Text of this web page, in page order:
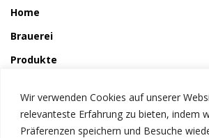
Wir verwenden Cookies auf unserer
relevanteste Erfahrung zu bieten, indem
Präferenzen speichern und Besuche
Home
Brauerei
Produkte
Störchle